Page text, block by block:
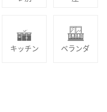
キッチン ベランダ